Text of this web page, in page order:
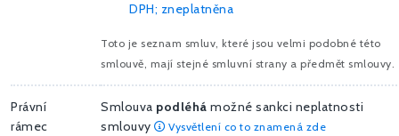
DPH; zneplatněna
Toto je seznam smluv, které jsou velmi podobné této
smlouvě, mají stejné smluvní strany a předmět smlouvy.
Právní
rámec
Smlouva podléhá možné sankci neplatnosti
smlouvy
Vysvětlení co to znamená zde